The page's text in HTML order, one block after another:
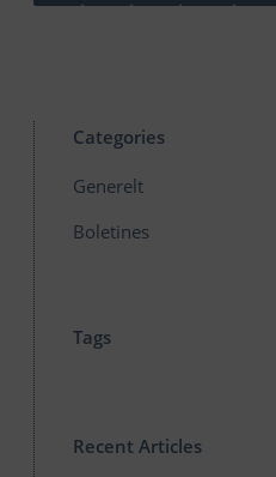
Categories
Generelt
Boletines
Tags
Recent Articles